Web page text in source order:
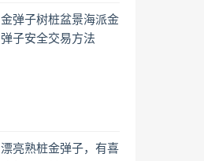
金弹子树桩盆景海派金
弹子安全交易方法
漂亮熟桩金弹子，有喜